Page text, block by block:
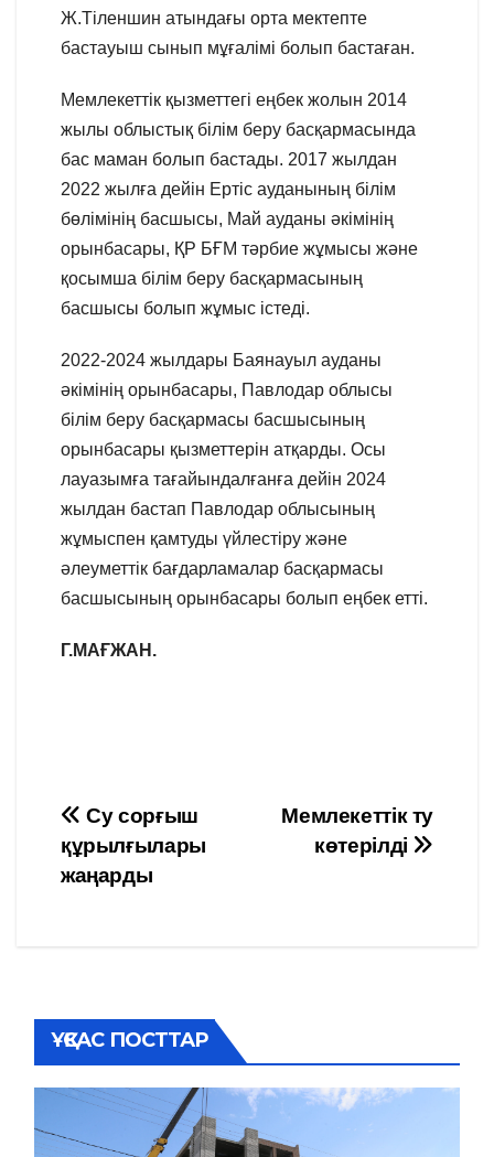
Ж.Тіленшин атындағы орта мектепте
бастауыш сынып мұғалімі болып бастаған.
Мемлекеттік қызметтегі еңбек жолын 2014
жылы облыстық білім беру басқармасында
бас маман болып бастады. 2017 жылдан
2022 жылға дейін Ертіс ауданының білім
бөлімінің басшысы, Май ауданы әкімінің
орынбасары, ҚР БҒМ тәрбие жұмысы және
қосымша білім беру басқармасының
басшысы болып жұмыс істеді.
2022-2024 жылдары Баянауыл ауданы
әкімінің орынбасары, Павлодар облысы
білім беру басқармасы басшысының
орынбасары қызметтерін атқарды. Осы
лауазымға тағайындалғанға дейін 2024
жылдан бастап Павлодар облысының
жұмыспен қамтуды үйлестіру және
әлеуметтік бағдарламалар басқармасы
басшысының орынбасары болып еңбек етті.
Г.МАҒЖАН.
Навигация
по
Мемлекеттік ту
көтерілді
Су сорғыш
құрылғылары
жаңарды
ҰҚСАС ПОСТТАР